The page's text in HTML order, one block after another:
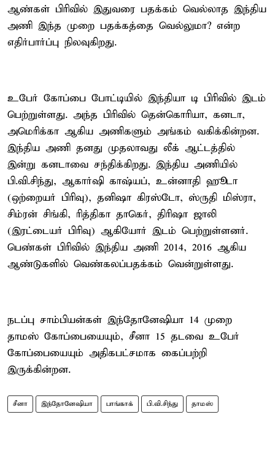
ஆண்கள் பிரிவில் இதுவரை பதக்கம் வெல்லாத இந்திய
அணி இந்த முறை பதக்கத்தை வெல்லுமா? என்ற
எதிர்பார்ப்பு நிலவுகிறது.
உபேர் கோப்பை போட்டியில் இந்தியா டி பிரிவில் இடம்
பெற்றுள்ளது. அந்த பிரிவில் தென்கொரியா, கனடா,
அமெரிக்கா ஆகிய அணிகளும் அங்கம் வகிக்கின்றன.
இந்திய அணி தனது முதலாவது லீக் ஆட்டத்தில்
இன்று கனடாவை சந்திக்கிறது. இந்திய அணியில்
பி.வி.சிந்து, ஆகார்ஷி காஷ்யப், உன்னாதி ஹூடா
(ஒற்றையர் பிரிவு), தனிஷா கிரஸ்டோ, ஸ்ருதி மிஸ்ரா,
சிம்ரன் சிங்கி, ரித்திகா தாகெர், திரிஷா ஜாலி
(இரட்டையர் பிரிவு) ஆகியோர் இடம் பெற்றுள்ளனர்.
பெண்கள் பிரிவில் இந்திய அணி 2014, 2016 ஆகிய
ஆண்டுகளில் வெண்கலப்பதக்கம் வென்றுள்ளது.
நடப்பு சாம்பியன்கள் இந்தோனேஷியா 14 முறை
தாமஸ் கோப்பையையும், சீனா 15 தடவை உபேர்
கோப்பையையும் அதிகபட்சமாக கைப்பற்றி
இருக்கின்றன.
சீனா இந்தோனேஷியா பாங்காக் பி.வி.சிந்து தாமஸ்